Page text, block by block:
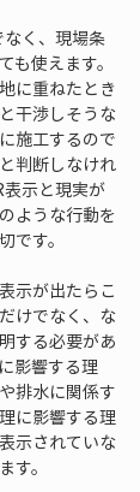
く、現場条
も使えます。
に重ねたとき
干渉しそうな
施工するので
判断しなけれ
示と現実が
ような行動を
です。
示が出たらこ
けでなく、な
する必要があ
影響する理
排水に関係す
に影響する理
示されていな
す。